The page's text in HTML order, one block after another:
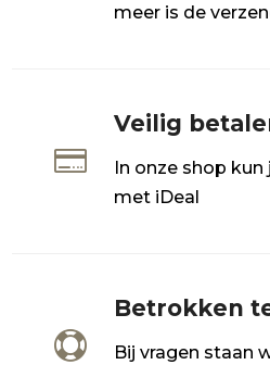
meer is de

Veilig
In onze shop
met iDeal

Betrokken
Bij vragen staan